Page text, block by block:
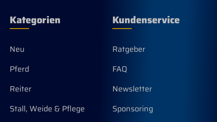
Kategorien
Neu
Pferd
Reiter
Stall, Weide & Pflege
Kundenservice
Ratgeber
FAQ
Newsletter
Sponsoring